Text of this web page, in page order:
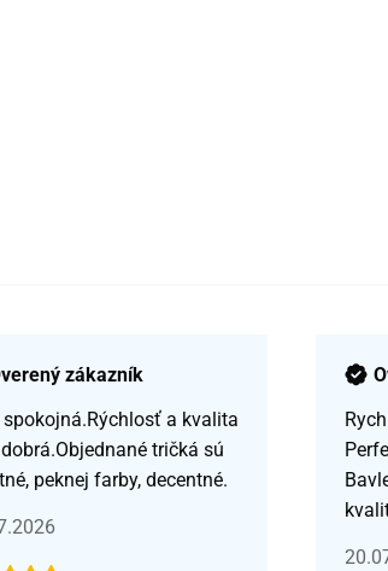
zákazník
a kvalita
tričká sú
peknej farby, decentné.